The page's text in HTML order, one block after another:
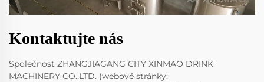
Kontaktujte nás
Společnost ZHANGJIAGANG CITY XINMAO DRINK
MACHINERY CO.,LTD. (webové stránky: